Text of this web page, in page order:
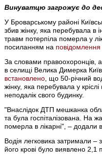
Винуватцю загрожує до
У Броварському районі
збив жінку, яка перебувала в
травм потерпіла померла у
посиланням на повідомлення
За словами правоохоронців,
в селищі Велика Димерка
встановлено , що 50-річний
жінку, яка перебувала у
неподалік свого будинку.
"Внаслідок ДТП мешканка
та була госпіталізована. На
померла в лікарні", – додали в
Водія легковика затримали –
його крові було виявлено 2,1